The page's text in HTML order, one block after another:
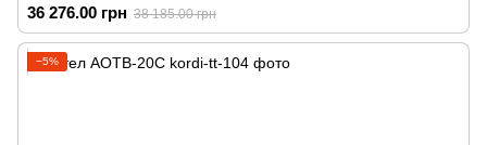
36 276.00 грн 38 185.00 грн
−5%